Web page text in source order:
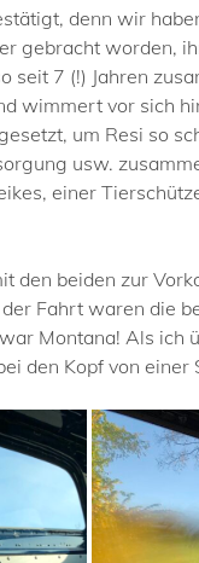
denn wir
gebracht worden,
7 (!) Jahren
wimmert vor sich
um Resi so
usw.
einer
beiden zur
Fahrt waren die
Montana! Als
Kopf von einer